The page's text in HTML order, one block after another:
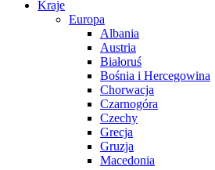
Kraje
Europa
Albania
Austria
Białoruś
Bośnia i Hercegowina
Chorwacja
Czarnogóra
Czechy
Grecja
Gruzja
Macedonia